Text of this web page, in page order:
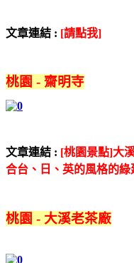
文章連結 : [請點我]
桃園 - 齋明寺
文章連結 : [桃園景點]大
合台、日、英的風格的
桃園 - 大溪老茶廠